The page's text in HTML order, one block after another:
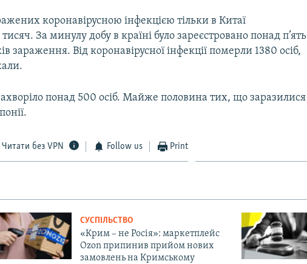
1080p
коронавірусною інфекцією тільки в Китаї
За минулу добу в країні було зареєстровано понад п’ять
зараження. Від коронавірусної інфекції померли 1380 осіб,
понад 500 осіб. Майже половина тих, що заразилися
Читати без VPN Follow us Print
СУСПІЛЬСТВО
«Крим – не Росія»: маркетплейс
Ozon припинив прийом нових
замовлень на Кримському